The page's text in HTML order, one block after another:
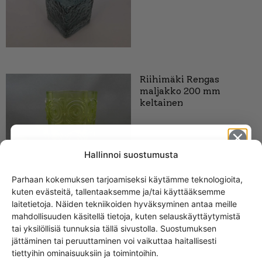
Hallinnoi suostumusta
Parhaan kokemuksen tarjoamiseksi käytämme teknologioita,
kuten evästeitä, tallentaaksemme ja/tai käyttääksemme
laitetietoja. Näiden tekniikoiden hyväksyminen antaa meille
mahdollisuuden käsitellä tietoja, kuten selauskäyttäytymistä
tai yksilöllisiä tunnuksia tällä sivustolla. Suostumuksen
jättäminen tai peruuttaminen voi vaikuttaa haitallisesti
tiettyihin ominaisuuksiin ja toimintoihin.
Riihimäki Rengas
maljakko 200 mm
keltainen
Carmen kääntömaljakko
Amber Riihimäen lasi-
14-cm
Get -5%
off?
Yes! I want the discount